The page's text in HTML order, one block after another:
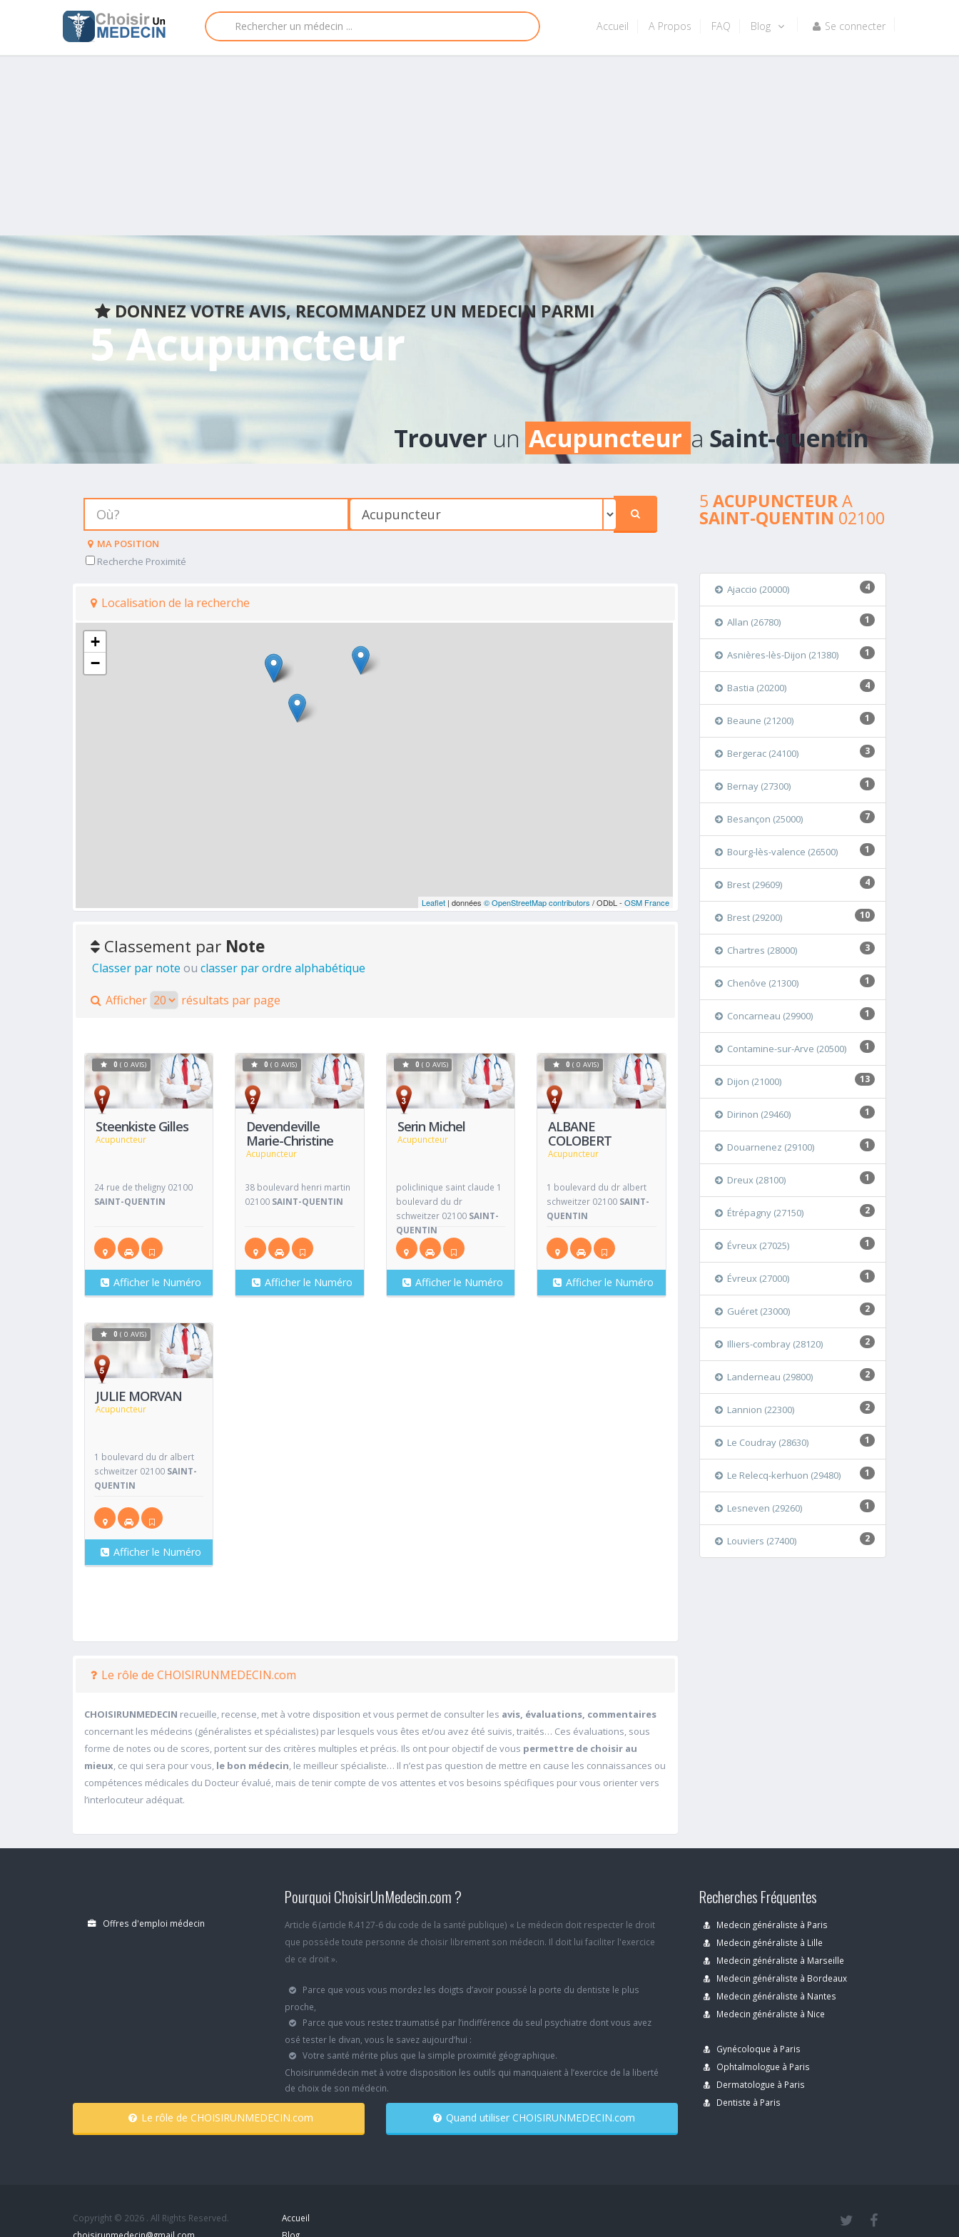
Accueil A Propos FAQ Blog Se connecter
5 Acupuncteur
DONNEZ VOTRE AVIS, RECOMMANDEZ UN MEDECIN PARMI
Trouver un Acupuncteur a Saint-quentin
MA POSITION
Recherche Proximité
Localisation de la recherche
+
−
Leaflet | données© OpenStreetMap contributors / ODbL -OSM France
Classement par Note
Classer par note ou classer par ordre alphabétique
Afficher résultats par page
Steenkiste Gilles
Acupuncteur
Voir
0 ( 0 AVIS)
24 rue de theligny 02100
SAINT-QUENTIN
Afficher le Numéro
Devendeville
Marie-Christine
Acupuncteur
Voir
Fiche
0( 0 AVIS)
38 boulevard henri martin
02100 SAINT-QUENTIN
Afficher le Numéro
Serin Michel
Acupuncteur
Voir
Fiche
0 ( 0 AVIS)
policlinique saint claude 1
boulevard du dr
schweitzer 02100 SAINT-
QUENTIN
Afficher le Numéro
ALBANE
COLOBERT
Acupuncteur
Voir
Fiche
0 ( 0 AVIS)
1 boulevard du dr albert
schweitzer 02100 SAINT-
QUENTIN
Afficher le Numéro
JULIE MORVAN
Acupuncteur
Voir
0 ( 0 AVIS)
1 boulevard du dr albert
schweitzer 02100 SAINT-
QUENTIN
Afficher le Numéro
Le rôle de CHOISIRUNMEDECIN.com
CHOISIRUNMEDECIN recueille, recense, met à votre disposition et vous permet de consulter les avis, évaluations, commentaires
concernant les médecins (généralistes et spécialistes) par lesquels vous êtes et/ou avez été suivis, traités… Ces évaluations, sous
forme de notes ou de scores, portent sur des critères multiples et précis. Ils ont pour objectif de vous permettre de choisir au
mieux, ce qui sera pour vous, le bon médecin, le meilleur spécialiste… Il n’est pas question de mettre en cause les connaissances ou
compétences médicales du Docteur évalué, mais de tenir compte de vos attentes et vos besoins spécifiques pour vous orienter vers
l’interlocuteur adéquat.
5 ACUPUNCTEURA
SAINT-QUENTIN 02100
4
Ajaccio (20000)
1
Allan (26780)
1
Asnières-lès-Dijon (21380)
4
Bastia (20200)
1
Beaune (21200)
3
Bergerac (24100)
1
Bernay (27300)
7
Besançon (25000)
1
Bourg-lès-valence (26500)
4
Brest (29609)
10
Brest (29200)
3
Chartres (28000)
1
Chenôve (21300)
1
Concarneau (29900)
1
Contamine-sur-Arve (20500)
13
Dijon (21000)
1
Dirinon (29460)
1
Douarnenez (29100)
1
Dreux (28100)
2
Étrépagny (27150)
1
Évreux (27025)
1
Évreux (27000)
2
Guéret (23000)
2
Illiers-combray (28120)
2
Landerneau (29800)
2
Lannion (22300)
1
Le Coudray (28630)
1
Le Relecq-kerhuon (29480)
1
Lesneven (29260)
2
Louviers (27400)
Offres d'emploi médecin
Pourquoi ChoisirUnMedecin.com ?
Article 6 (article R.4127-6 du code de la santé publique) « Le médecin doit respecter le droit
que possède toute personne de choisir librement son médecin. Il doit lui faciliter l'exercice
de ce droit ».
Parce que vous vous mordez les doigts d’avoir poussé la porte du dentiste le plus
proche,
Parce que vous restez traumatisé par l’indifférence du seul psychiatre dont vous avez
osé tester le divan, vous le savez aujourd’hui :
Votre santé mérite plus que la simple proximité géographique.
Choisirunmédecin met à votre disposition les outils qui manquaient à l’exercice de la liberté
de choix de son médecin.
Le rôle de CHOISIRUNMEDECIN.com Quand utiliser CHOISIRUNMEDECIN.com
Recherches Fréquentes
Medecin généraliste à Paris
Medecin généraliste à Lille
Medecin généraliste à Marseille
Medecin généraliste à Bordeaux
Medecin généraliste à Nantes
Medecin généraliste à Nice
Gynécoloque à Paris
Ophtalmologue à Paris
Dermatologue à Paris
Dentiste à Paris
Copyright © 2026 . All Rights Reserved.
Accueil